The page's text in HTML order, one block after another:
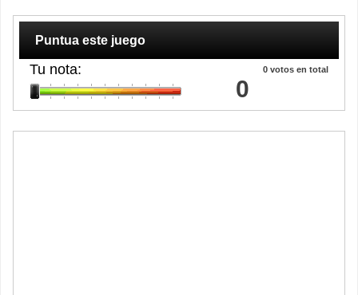
Puntua este juego
0 votos en total
Tu nota:
0